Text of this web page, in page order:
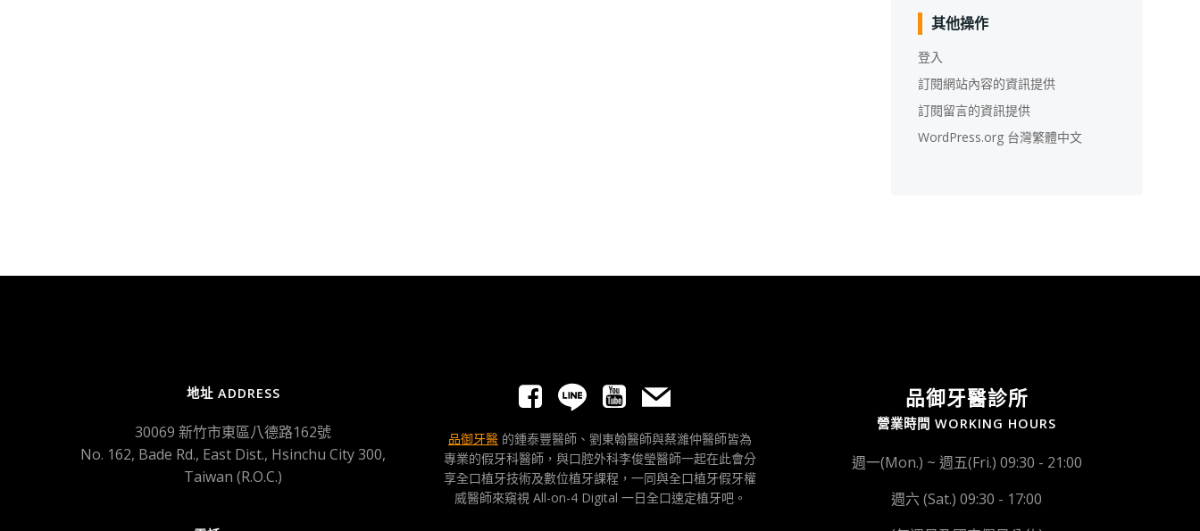
其他操作
登入
訂閱網站內容的資訊提供
訂閱留言的資訊提供
WordPress.org 台灣繁體中文
地址 ADDRESS
30069 新竹市東區八德路162號
No. 162, Bade Rd., East Dist., Hsinchu City 300,
Taiwan (R.O.C.)
品御牙醫 的鍾泰豐醫師、劉東翰醫師與蔡濰仲醫師皆為
專業的假牙科醫師，與口腔外科李俊瑩醫師一起在此會分
享全口植牙技術及數位植牙課程，一同與全口植牙假牙權
威醫師來窺視 All-on-4 Digital 一日全口速定植牙吧。
品御牙醫診所
營業時間 WORKING HOURS
週一(Mon.) ~ 週五(Fri.) 09:30 - 21:00
週六 (Sat.) 09:30 - 17:00